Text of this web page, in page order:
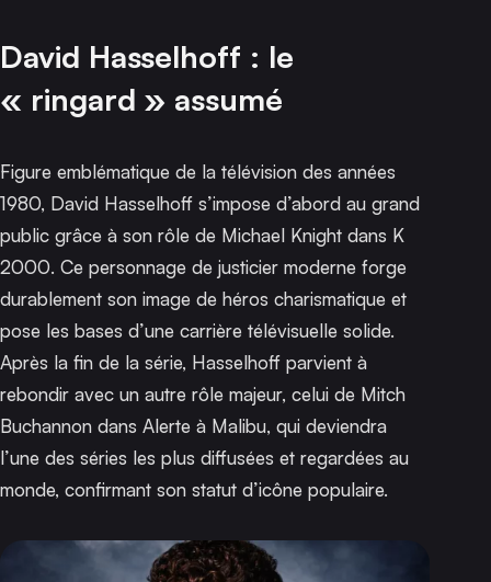
David Hasselhoff : le
« ringard » assumé
Figure emblématique de la télévision des années
1980, David Hasselhoff s’impose d’abord au grand
public grâce à son rôle de Michael Knight dans K
2000. Ce personnage de justicier moderne forge
durablement son image de héros charismatique et
pose les bases d’une carrière télévisuelle solide.
Après la fin de la série, Hasselhoff parvient à
rebondir avec un autre rôle majeur, celui de Mitch
Buchannon dans Alerte à Malibu, qui deviendra
l’une des séries les plus diffusées et regardées au
monde, confirmant son statut d’icône populaire.